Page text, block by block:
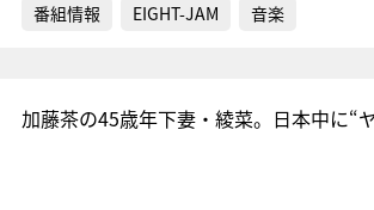
番組情報 EIGHT-JAM 音楽
加藤茶の45歳年下妻・綾菜。日本中に“